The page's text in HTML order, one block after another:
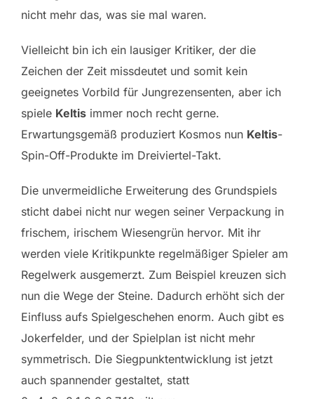
nicht mehr das, was sie mal waren.
Vielleicht bin ich ein lausiger Kritiker, der die
Zeichen der Zeit missdeutet und somit kein
geeignetes Vorbild für Jungrezensenten, aber ich
spiele Keltis immer noch recht gerne.
Erwartungsgemäß produziert Kosmos nun Keltis-
Spin-Off-Produkte im Dreiviertel-Takt.
Die unvermeidliche Erweiterung des Grundspiels
sticht dabei nicht nur wegen seiner Verpackung in
frischem, irischem Wiesengrün hervor. Mit ihr
werden viele Kritikpunkte regelmäßiger Spieler am
Regelwerk ausgemerzt. Zum Beispiel kreuzen sich
nun die Wege der Steine. Dadurch erhöht sich der
Einfluss aufs Spielgeschehen enorm. Auch gibt es
Jokerfelder, und der Spielplan ist nicht mehr
symmetrisch. Die Siegpunktentwicklung ist jetzt
auch spannender gestaltet, statt